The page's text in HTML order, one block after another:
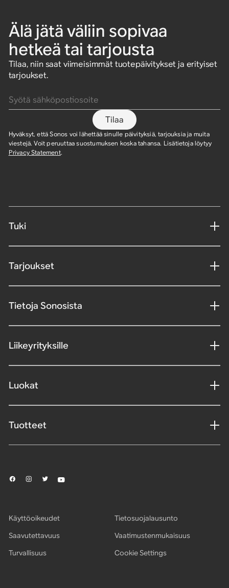
Älä jätä väliin sopivaa
hetkeä tai tarjousta
Tilaa, niin saat viimeisimmät tuotepäivitykset ja erityiset
tarjoukset.
Tilaa
Hyväksyt, että Sonos voi lähettää sinulle päivityksiä, tarjouksia ja muita
viestejä. Voit peruuttaa suostumuksen koska tahansa. Lisätietoja löytyy
Privacy Statement.
Tuki
Tarjoukset
Tietoja Sonosista
Liikeyrityksille
Luokat
Tuotteet
Käyttöoikeudet
Tietosuojalausunto
Saavutettavuus
Vaatimustenmukaisuus
Turvallisuus
Cookie Settings